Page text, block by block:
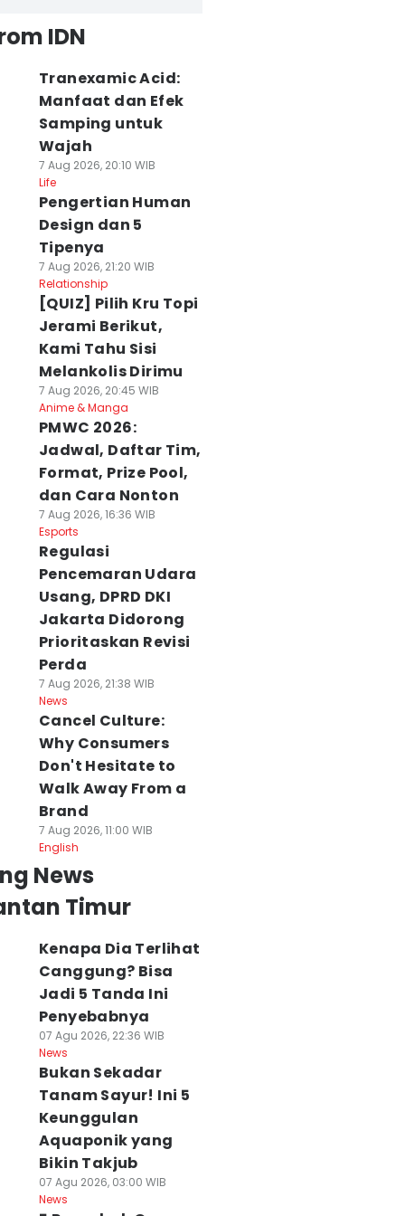
IDN
Tranexamic Acid:
Manfaat dan Efek
Samping untuk
Wajah
7 Aug 2026, 20:10 WIB
Life
Pengertian Human
Design dan 5
Tipenya
7 Aug 2026, 21:20 WIB
Relationship
[QUIZ] Pilih Kru Topi
Jerami Berikut,
Kami Tahu Sisi
Melankolis Dirimu
7 Aug 2026, 20:45 WIB
Anime & Manga
PMWC 2026:
Jadwal, Daftar Tim,
Format, Prize Pool,
dan Cara Nonton
7 Aug 2026, 16:36 WIB
Esports
Regulasi
Pencemaran Udara
Usang, DPRD DKI
Jakarta Didorong
Prioritaskan Revisi
Perda
7 Aug 2026, 21:38 WIB
News
Cancel Culture:
Why Consumers
Don't Hesitate to
Walk Away From a
Brand
7 Aug 2026, 11:00 WIB
English
News
Timur
Kenapa Dia Terlihat
Canggung? Bisa
Jadi 5 Tanda Ini
Penyebabnya
07 Agu 2026, 22:36 WIB
News
Bukan Sekadar
Tanam Sayur! Ini 5
Keunggulan
Aquaponik yang
Bikin Takjub
07 Agu 2026, 03:00 WIB
News